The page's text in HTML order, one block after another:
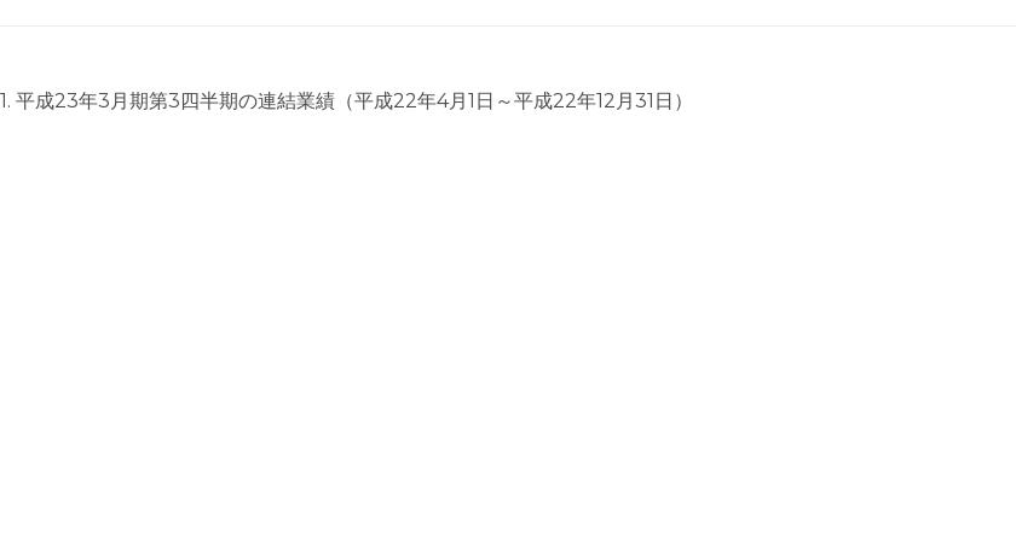
1. 平成23年3月期第3四半期の連結業績（平成22年4月1日～平成22年12月31日）